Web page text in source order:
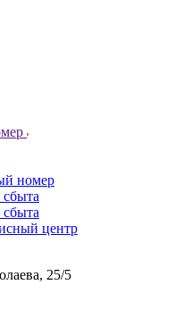
номер
центр
25/5